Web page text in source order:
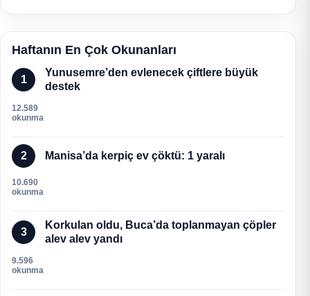
Haftanın En Çok Okunanları
1
Yunusemre’den evlenecek çiftlere büyük
destek
12.589
okunma
2 Manisa’da kerpiç ev çöktü: 1 yaralı
10.690
okunma
3
Korkulan oldu, Buca’da toplanmayan çöpler
alev alev yandı
9.596
okunma